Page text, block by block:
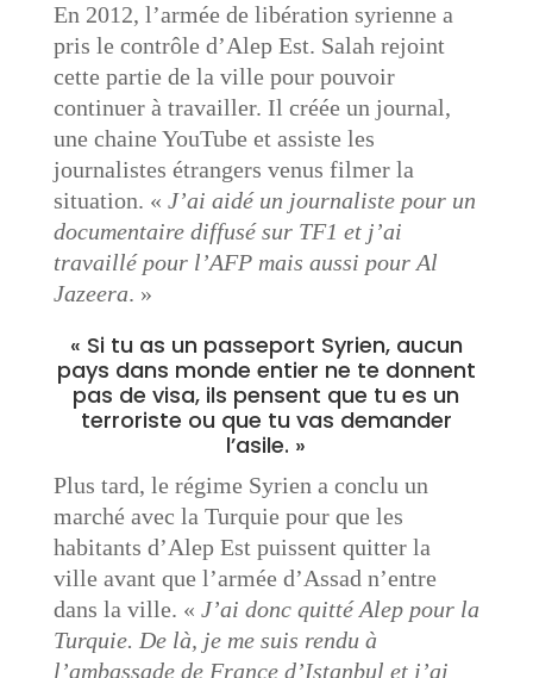
En 2012, l’armée de libération syrienne a
pris le contrôle d’Alep Est. Salah rejoint
cette partie de la ville pour pouvoir
continuer à travailler. Il créée un journal,
une chaine YouTube et assiste les
journalistes étrangers venus filmer la
situation. « J’ai aidé un journaliste pour un
documentaire diffusé sur TF1 et j’ai
travaillé pour l’AFP mais aussi pour Al
Jazeera. »
« Si tu as un passeport Syrien, aucun
pays dans monde entier ne te donnent
pas de visa, ils pensent que tu es un
terroriste ou que tu vas demander
l’asile. »
Plus tard, le régime Syrien a conclu un
marché avec la Turquie pour que les
habitants d’Alep Est puissent quitter la
ville avant que l’armée d’Assad n’entre
dans la ville. « J’ai donc quitté Alep pour la
Turquie. De là, je me suis rendu à
l’ambassade de France d’Istanbul et j’ai